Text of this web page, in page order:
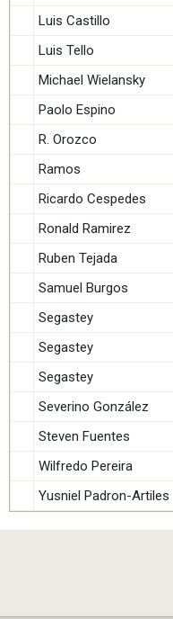
Luis Castillo
Luis Tello
Michael Wielansky
Paolo Espino
R. Orozco
Ramos
Ricardo Cespedes
Ronald Ramirez
Ruben Tejada
Samuel Burgos
Segastey
Segastey
Segastey
Severino González
Steven Fuentes
Wilfredo Pereira
Yusniel Padron-Artiles